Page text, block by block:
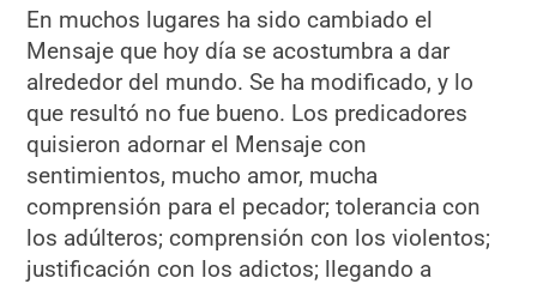
En muchos lugares ha sido cambiado el
Mensaje que hoy día se acostumbra a dar
alrededor del mundo. Se ha modificado, y lo
que resultó no fue bueno. Los predicadores
quisieron adornar el Mensaje con
sentimientos, mucho amor, mucha
comprensión para el pecador; tolerancia con
los adúlteros; comprensión con los violentos;
justificación con los adictos; llegando a